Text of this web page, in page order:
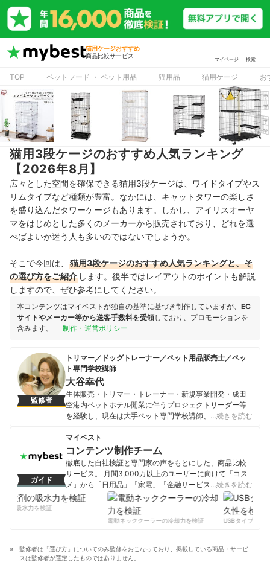
猫用ケージおすすめ
商品比較サービス
マイページ 検索
TOP ペットフード ・ ペット用品 猫用品 猫用ケージ お
猫用3段ケージのおすすめ人気ランキング
【2026年8月】
広々とした空間を確保できる猫用3段ケージは、ワイドタイプやス
リムタイプなど種類が豊富。なかには、キャットタワーの楽しさ
を盛り込んだタワーケージもあります。しかし、アイリスオーヤ
マをはじめとした多くのメーカーから販売されており、どれを選
べばよいか迷う人も多いのではないでしょうか。
そこで今回は、 猫用3段ケージのおすすめ人気ランキングと、そ
の選び方をご紹介 します。後半ではレイアウトのポイントも解説
しますので、ぜひ参考にしてください。
本コンテンツはマイベストが独自の基準に基づき制作していますが、 EC
サイトやメーカー等から送客手数料を受領しており、プロモーションを
含みます。
制作・運営ポリシー
監修者
トリマー／ドッグトレーナー／ペット用品販売士／ペッ
ト専門学校講師
大谷幸代
生体販売・トリマー・トレーナー・新規事業開発・成田
空港内ペットホテル開業に伴うプロジェクトリーダー等
を経験し、現在は大手ペット専門学校講師、海外製ペッ
も従事。トリマー兼トレーナーとして動物保護活動にも
取り組む。
大谷幸代のプロフィール
…続きを読む
ガイド
マイベスト
コンテンツ制作チーム
徹底した自社検証と専門家の声をもとにした、商品比較
サービス。 月間3,000万以上のユーザーに向けて「コス
メ」から「日用品」「家電」「金融サービス」まで、ベ
ストな商品を選んでもらうために、毎日コンテンツを制
コンテンツ制作チームのプロフィール
…続きを読む
の吸水力を検証
電動ネッククーラーの冷却力を検証
USBタイプCケー
監修者は「選び方」についてのみ監修をおこなっており、掲載している商品・サービ
スは監修者が選定したものではありません。